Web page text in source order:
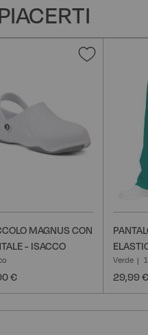
Aggiungi
MAGNUS CON
- ISACCO
€
Verde
29,99 €